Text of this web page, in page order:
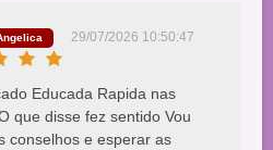
29/07/2026 10:50:47
Educada Rapida nas
que disse fez sentido Vou
conselhos e esperar as